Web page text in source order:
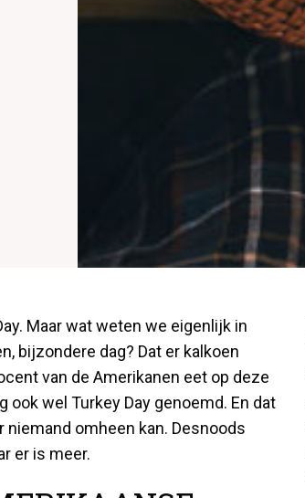
Maar wat weten we eigenlijk in
bijzondere dag? Dat er kalkoen
van de Amerikanen eet op deze
wel Turkey Day genoemd. En dat
omheen kan. Desnoods
er is meer.